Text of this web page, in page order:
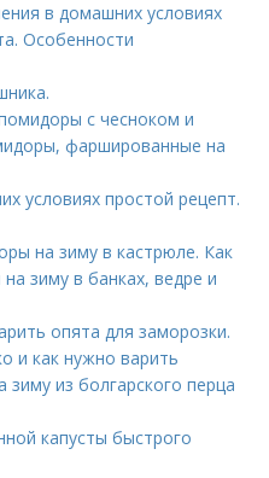
в домашних условиях
Особенности
с чесноком и
фаршированные на
условиях простой рецепт.
на зиму в кастрюле. Как
зиму в банках, ведре и
опята для заморозки.
и как нужно варить
из болгарского перца
капусты быстрого